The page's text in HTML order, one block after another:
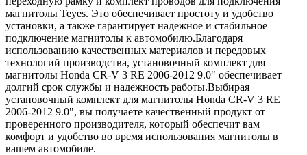
магнитолы Teyes. Это обеспечивает простоту и удобство
установки, а также гарантирует надежное и стабильное
подключение магнитолы к автомобилю.Благодаря
использованию качественных материалов и передовых
технологий производства, установочный комплект для
магнитолы Honda CR-V 3 RE 2006-2012 9.0" обеспечивает
долгий срок службы и надежность работы.Выбирая
установочный комплект для магнитолы Honda CR-V 3 RE
2006-2012 9.0", вы получаете качественный продукт от
проверенного производителя, который обеспечит вам
комфорт и удобство во время использования магнитолы в
вашем автомобиле.